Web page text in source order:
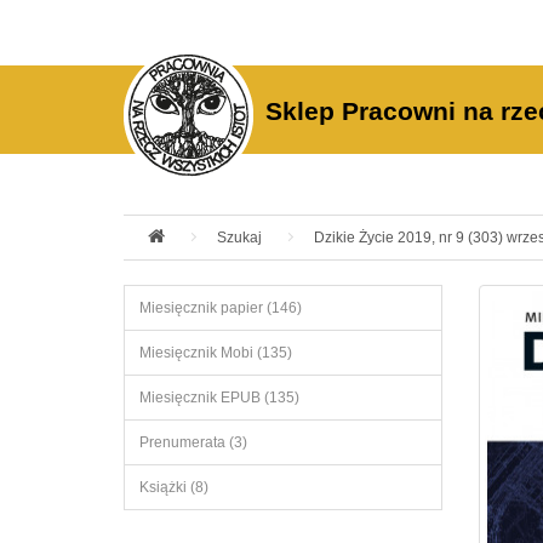
Sklep Pracowni na
Szukaj Dzikie Życie 2019, nr 9 (303)
Miesięcznik papier (146)
Miesięcznik Mobi (135)
Miesięcznik EPUB (135)
Prenumerata (3)
Książki (8)